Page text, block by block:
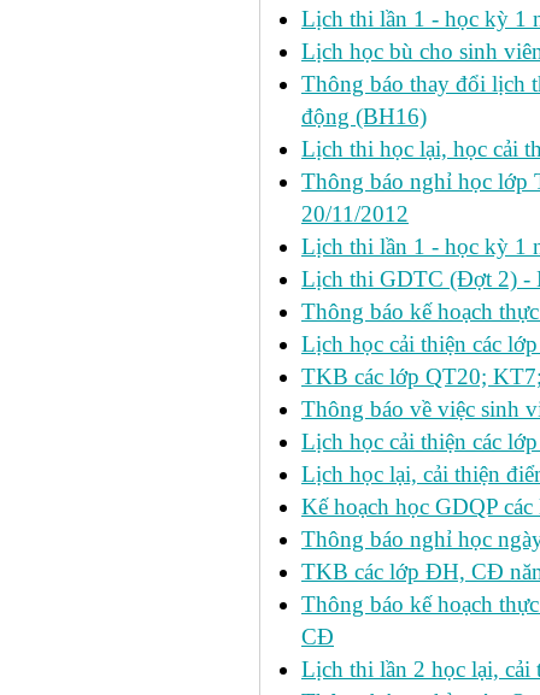
Lịch thi lần 1 - học kỳ 1
Lịch học bù cho sinh
Thông báo thay đổi lịch
động (BH16)
Lịch thi học lại, học cải
Thông báo nghỉ học lớp
20/11/2012
Lịch thi lần 1 - học kỳ 1
Lịch thi GDTC (Đợt 2) -
Thông báo kế hoạch
Lịch học cải thiện các
TKB các lớp QT20;
Thông báo về việc sinh
Lịch học cải thiện các
Lịch học lại, cải thiện
Kế hoạch học GDQP
Thông báo nghỉ học
TKB các lớp ĐH, CĐ
Thông báo kế hoạch
CĐ
Lịch thi lần 2 học lại, cải